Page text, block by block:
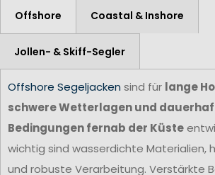
Offshore Coastal & Inshore
Jollen- & Skiff-Segler
Offshore Segeljacken sind für lange
schwere Wetterlagen und
Bedingungen fernab der Küste
wichtig sind wasserdichte Materialien,
und robuste Verarbeitung. Verstärkte